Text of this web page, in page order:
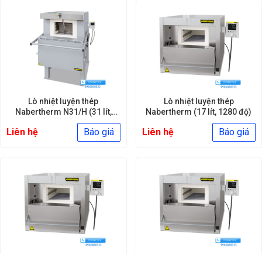
Lò nhiệt luyện thép
Nabertherm N31/H (31 lít,
1280 độ)
Liên hệ Báo giá
Lò nhiệt luyện thép
Nabertherm (17 lít, 1280 độ)
Liên hệ Báo giá